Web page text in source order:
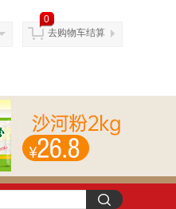
0
去购物车结算